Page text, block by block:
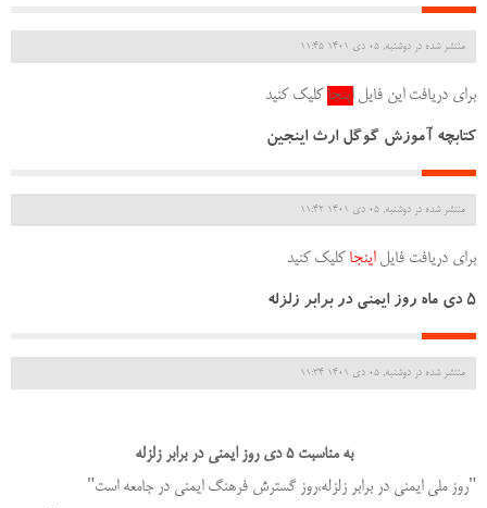
منتشر شده در دوشنبه, 05 دی 1401 11:45
برای دریافت این فایلاینجا کلیک کنید
کتابچه آموزش گوگل ارث اینجین
منتشر شده در دوشنبه, 05 دی 1401 11:42
برای دریافت فایلاینجا کلیک کنید
5 دی ماه روز ایمنی در برابر زلزله
منتشر شده در دوشنبه, 05 دی 1401 11:34
به مناسبت5دی روز ایمنی در برابر زلزله
"روز ملی ایمنی در برابر زلزله،روز گسترش فرهنگ ایمنی در جامعه است"